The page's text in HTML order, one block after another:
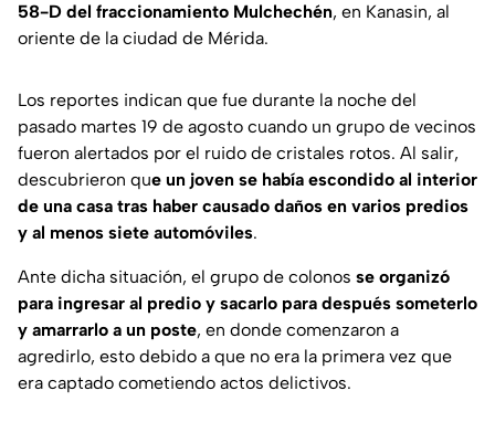
58-D del fraccionamiento Mulchechén, en Kanasin, al
oriente de la ciudad de Mérida.
Los reportes indican que fue durante la noche del
pasado martes 19 de agosto cuando un grupo de vecinos
fueron alertados por el ruido de cristales rotos. Al salir,
descubrieron que un joven se había escondido al interior
de una casa tras haber causado daños en varios predios
y al menos siete automóviles.
Ante dicha situación, el grupo de colonos se organizó
para ingresar al predio y sacarlo para después someterlo
y amarrarlo a un poste, en donde comenzaron a
agredirlo, esto debido a que no era la primera vez que
era captado cometiendo actos delictivos.